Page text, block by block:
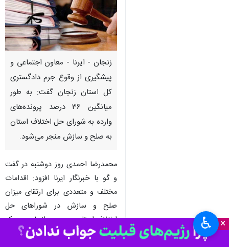
×
زنجان - ایرنا - معاون اجتماعی و
پیشگیری از وقوع جرم دادگستری
کل استان زنجان گفت: به طور
میانگین ۳۶ درصد پرونده‌های
وارده به شورای حل اختلاف استان
به صلح و سازش منجر می‌شود.
محمدرضا احمدی روز دوشنبه در گفت
و گو با خبرنگار ایرنا افزود: اقدامات
مختلف و متعددی برای ارتقای میزان
صلح و سازش در شوراهای حل
اختلاف استان در دست انجام بوده که
برنامه ریزی برای تشکیل تالارهای
♿︎